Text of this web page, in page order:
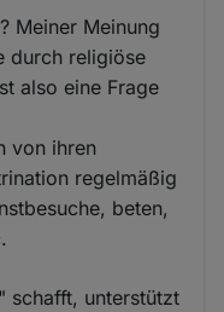
Meiner Meinung
durch religiöse
also eine Frage
von ihren
regelmäßig
beten,
schafft, unterstützt